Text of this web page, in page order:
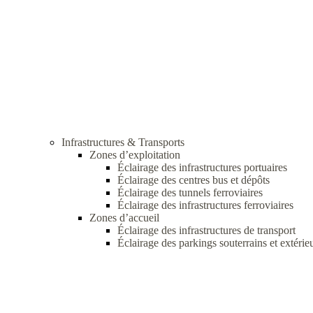
Infrastructures & Transports
Zones d’exploitation
Éclairage des infrastructures portuaires
Éclairage des centres bus et dépôts
Éclairage des tunnels ferroviaires
Éclairage des infrastructures ferroviaires
Zones d’accueil
Éclairage des infrastructures de transport
Éclairage des parkings souterrains et